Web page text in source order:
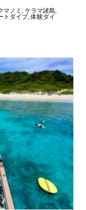
マノミ , ケラマ諸島,
トダイブ,体験ダイ